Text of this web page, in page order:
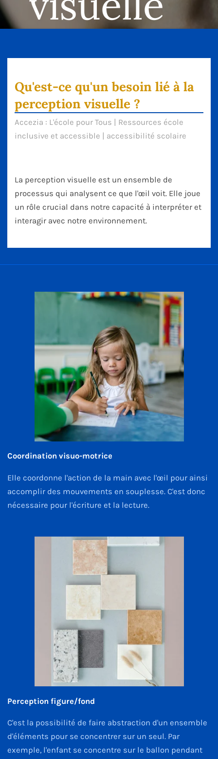
Qu'est-ce qu'un besoin lié à la
perception visuelle ?
Accezia : L'école pour Tous | Ressources école
inclusive et accessible | accessibilité scolaire
La perception visuelle est un ensemble de
processus qui analysent ce que l'œil voit. Elle joue
un rôle crucial dans notre capacité à interpréter et
interagir avec notre environnement.
Coordination visuo-motrice
Elle coordonne l'action de la main avec l'œil pour ainsi
accomplir des mouvements en souplesse. C'est donc
nécessaire pour l'écriture et la lecture.
Perception figure/fond
C'est la possibilité de faire abstraction d'un ensemble
d'éléments pour se concentrer sur un seul. Par
exemple, l'enfant se concentre sur le ballon pendant